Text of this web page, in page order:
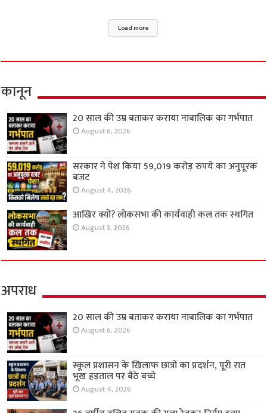
Load more
कानून
20 साल की उम्र बताकर कराया नाबालिक का गर्भपात
August 6, 2026
सरकार ने पेश किया 59,019 करोड़ रुपये का अनुपूरक
बजट
August 4, 2026
आखिर क्यों? लोकसभा की कार्यवाही कल तक स्थगित
August 3, 2026
अपराध
20 साल की उम्र बताकर कराया नाबालिक का गर्भपात
August 6, 2026
स्कूल प्रशासन के खिलाफ छात्रों का प्रदर्शन, पूरी रात
भूख हड़ताल पर बैठे बच्चे
August 4, 2026